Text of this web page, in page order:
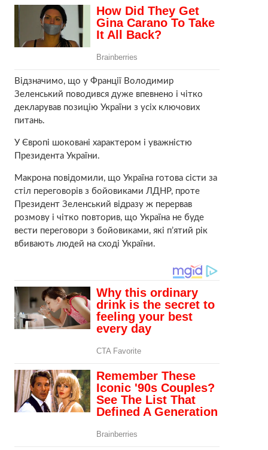
Відзначимо, що у Франції Володимир
Зеленський поводився дуже впевнено і чітко
декларував позицію України з усіх ключових
питань.
У Європі шоковані характером і уважністю
Президента України.
Макрона повідомили, що Україна готова сісти за
стіл переговорів з бойовиками ЛДНР, проте
Президент Зеленський відразу ж перервав
розмову і чітко повторив, що Україна не буде
вести переговори з бойовиками, які п’ятий рік
вбивають людей на сході України.